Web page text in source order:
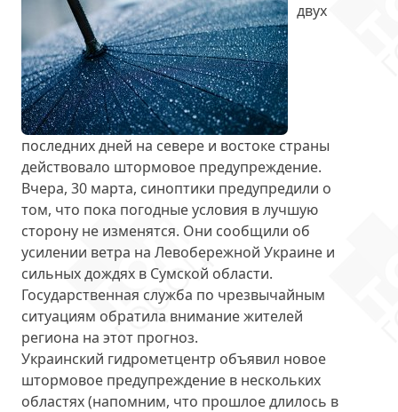
двух
последних дней на севере и востоке страны
действовало штормовое предупреждение.
Вчера, 30 марта, синоптики предупредили о
том, что пока погодные условия в лучшую
сторону не изменятся. Они сообщили об
усилении ветра на Левобережной Украине и
сильных дождях в Сумской области.
Государственная служба по чрезвычайным
ситуациям обратила внимание жителей
региона на этот прогноз.
Украинский гидрометцентр объявил новое
штормовое предупреждение в нескольких
областях (напомним, что прошлое длилось в